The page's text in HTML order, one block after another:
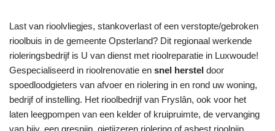
Last van rioolvliegjes, stankoverlast of een verstopte/gebroken
rioolbuis in de gemeente Opsterland? Dit regionaal werkende
rioleringsbedrijf is U van dienst met rioolreparatie in Luxwoude!
Gespecialiseerd in rioolrenovatie en snel herstel door
spoedloodgieters van afvoer en riolering in en rond uw woning,
bedrijf of instelling. Het rioolbedrijf van Fryslân, ook voor het
laten leegpompen van een kelder of kruipruimte, de vervanging